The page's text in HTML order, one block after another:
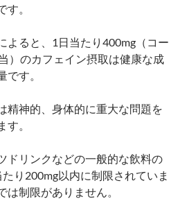
。
よると、1日当たり400mg（コー
）のカフェイン摂取は健康な成
です。
精神的、身体的に重大な問題を
。
ドリンクなどの一般的な飲料の
り200mg以内に制限されていま
制限がありません。